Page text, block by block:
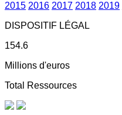
2015 2016 2017 2018 2019
DISPOSITIF LÉGAL
154.6
Millions d'euros
Total Ressources